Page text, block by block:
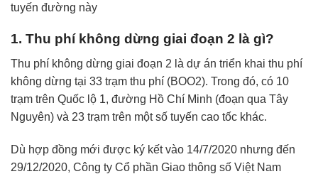
tuyến đường này
1. Thu phí không dừng giai đoạn 2 là gì?
Thu phí không dừng giai đoạn 2 là dự án triển khai thu phí
không dừng tại 33 trạm thu phí (BOO2). Trong đó, có 10
trạm trên Quốc lộ 1, đường Hồ Chí Minh (đoạn qua Tây
Nguyên) và 23 trạm trên một số tuyến cao tốc khác.
Dù hợp đồng mới được ký kết vào 14/7/2020 nhưng đến
29/12/2020, Công ty Cổ phần Giao thông số Việt Nam